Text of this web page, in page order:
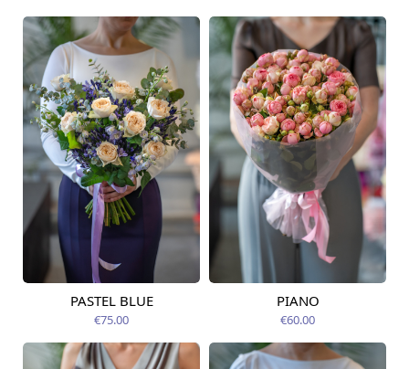
Pieejams šodien
PASTEL BLUE
€75.00
Pieejams šodien
PIANO
€60.00